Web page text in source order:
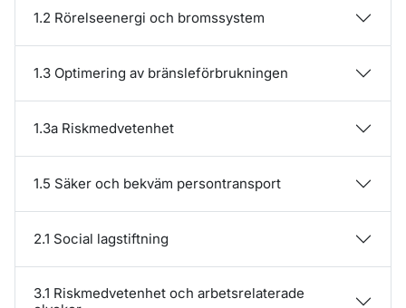
1.2 Rörelseenergi och bromssystem
1.3 Optimering av bränsleförbrukningen
1.3a Riskmedvetenhet
1.5 Säker och bekväm persontransport
2.1 Social lagstiftning
3.1 Riskmedvetenhet och arbetsrelaterade